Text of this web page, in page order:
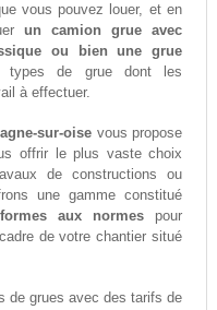
vous pouvez louer, et en
un camion grue avec
ou bien une grue
de grue dont les
à effectuer.
sur-oise vous propose
offrir le plus vaste choix
de constructions ou
une gamme constitué
aux normespour
de votre chantier situé
de grues avec des tarifs de